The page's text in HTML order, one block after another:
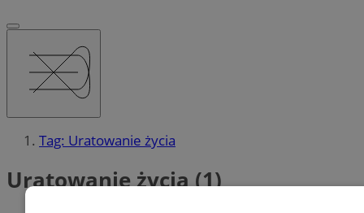
Tag: Uratowanie życia
Uratowanie życia (1)